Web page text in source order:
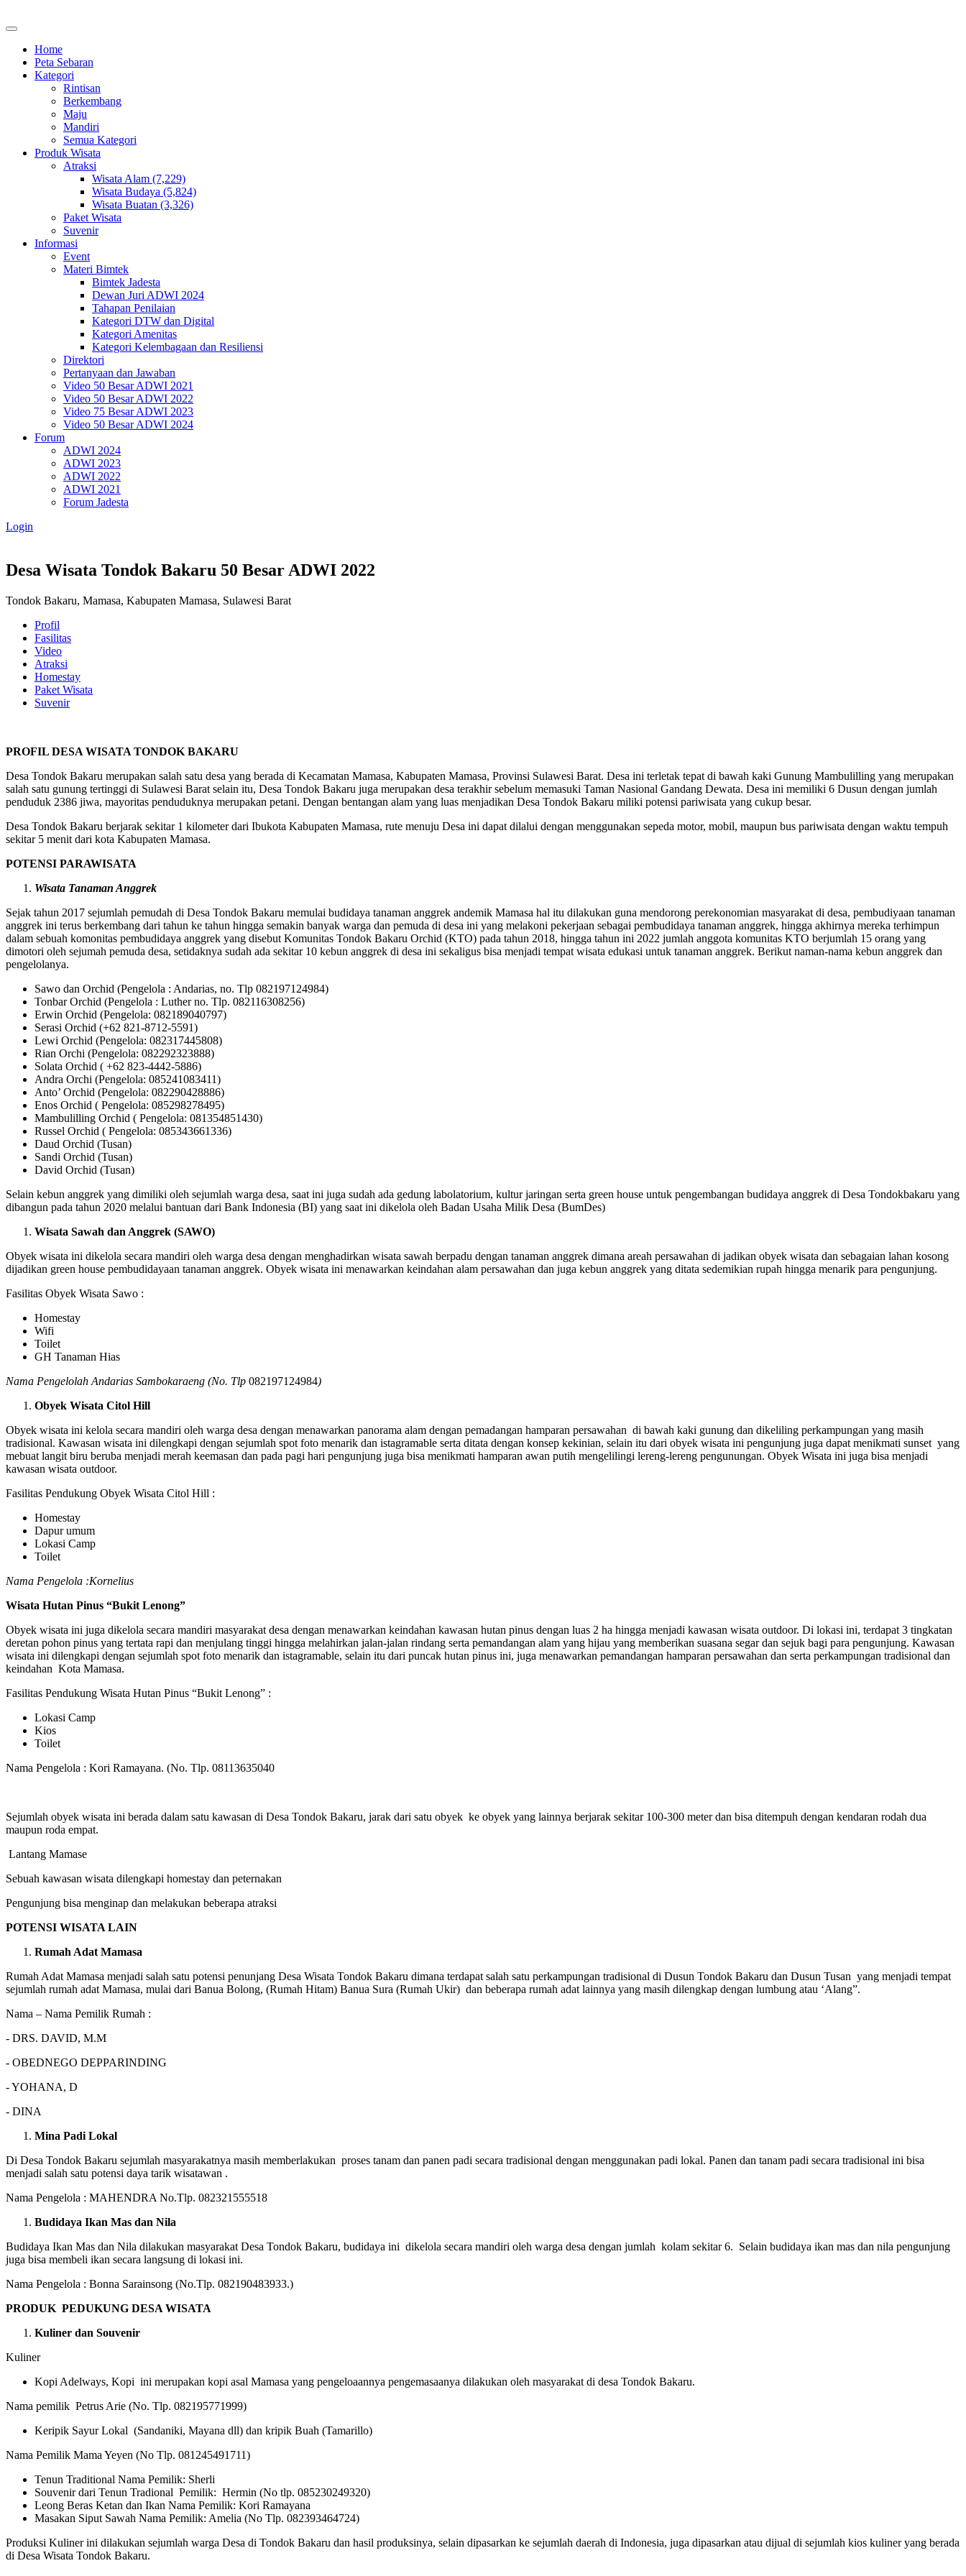
Home
Peta Sebaran
Kategori
Rintisan
Berkembang
Maju
Mandiri
Semua Kategori
Produk Wisata
Atraksi
Wisata Alam (7,229)
Wisata Budaya (5,824)
Wisata Buatan (3,326)
Paket Wisata
Suvenir
Informasi
Event
Materi Bimtek
Bimtek Jadesta
Dewan Juri ADWI 2024
Tahapan Penilaian
Kategori DTW dan Digital
Kategori Amenitas
Kategori Kelembagaan dan Resiliensi
Direktori
Pertanyaan dan Jawaban
Video 50 Besar ADWI 2021
Video 50 Besar ADWI 2022
Video 75 Besar ADWI 2023
Video 50 Besar ADWI 2024
Forum
ADWI 2024
ADWI 2023
ADWI 2022
ADWI 2021
Forum Jadesta
Login
Desa Wisata Tondok Bakaru 50 Besar ADWI 2022
Tondok Bakaru, Mamasa, Kabupaten Mamasa, Sulawesi Barat
Profil
Fasilitas
Video
Atraksi
Homestay
Paket Wisata
Suvenir
PROFIL DESA WISATA TONDOK BAKARU
Desa Tondok Bakaru merupakan salah satu desa yang berada di Kecamatan Mamasa, Kabupaten Mamasa, Provinsi Sulawesi Barat. Desa ini terletak tepat di bawah kaki Gunung Mambulilling yang merupakan
salah satu gunung tertinggi di Sulawesi Barat selain itu, Desa Tondok Bakaru juga merupakan desa terakhir sebelum memasuki Taman Nasional Gandang Dewata. Desa ini memiliki 6 Dusun dengan jumlah
penduduk 2386 jiwa, mayoritas penduduknya merupakan petani. Dengan bentangan alam yang luas menjadikan Desa Tondok Bakaru miliki potensi pariwisata yang cukup besar.
Desa Tondok Bakaru berjarak sekitar 1 kilometer dari Ibukota Kabupaten Mamasa, rute menuju Desa ini dapat dilalui dengan menggunakan sepeda motor, mobil, maupun bus pariwisata dengan waktu tempuh
sekitar 5 menit dari kota Kabupaten Mamasa.
POTENSI PARAWISATA
Wisata Tanaman Anggrek
Sejak tahun 2017 sejumlah pemudah di Desa Tondok Bakaru memulai budidaya tanaman anggrek andemik Mamasa hal itu dilakukan guna mendorong perekonomian masyarakat di desa, pembudiyaan tanaman
anggrek ini terus berkembang dari tahun ke tahun hingga semakin banyak warga dan pemuda di desa ini yang melakoni pekerjaan sebagai pembudidaya tanaman anggrek, hingga akhirnya mereka terhimpun
dalam sebuah komonitas pembudidaya anggrek yang disebut Komunitas Tondok Bakaru Orchid (KTO) pada tahun 2018, hingga tahun ini 2022 jumlah anggota komunitas KTO berjumlah 15 orang yang
dimotori oleh sejumah pemuda desa, setidaknya sudah ada sekitar 10 kebun anggrek di desa ini sekaligus bisa menjadi tempat wisata edukasi untuk tanaman anggrek. Berikut naman-nama kebun anggrek dan
pengelolanya.
Sawo dan Orchid (Pengelola : Andarias, no. Tlp 082197124984)
Tonbar Orchid (Pengelola : Luther no. Tlp. 082116308256)
Erwin Orchid (Pengelola: 082189040797)
Serasi Orchid (+62 821-8712-5591)
Lewi Orchid (Pengelola: 082317445808)
Rian Orchi (Pengelola: 082292323888)
Solata Orchid ( +62 823-4442-5886)
Andra Orchi (Pengelola: 085241083411)
Anto’ Orchid (Pengelola: 082290428886)
Enos Orchid ( Pengelola: 085298278495)
Mambulilling Orchid ( Pengelola: 081354851430)
Russel Orchid ( Pengelola: 085343661336)
Daud Orchid (Tusan)
Sandi Orchid (Tusan)
David Orchid (Tusan)
Selain kebun anggrek yang dimiliki oleh sejumlah warga desa, saat ini juga sudah ada gedung labolatorium, kultur jaringan serta green house untuk pengembangan budidaya anggrek di Desa Tondokbakaru yang
dibangun pada tahun 2020 melalui bantuan dari Bank Indonesia (BI) yang saat ini dikelola oleh Badan Usaha Milik Desa (BumDes)
Wisata Sawah dan Anggrek (SAWO)
Obyek wisata ini dikelola secara mandiri oleh warga desa dengan menghadirkan wisata sawah berpadu dengan tanaman anggrek dimana areah persawahan di jadikan obyek wisata dan sebagaian lahan kosong
dijadikan green house pembudidayaan tanaman anggrek. Obyek wisata ini menawarkan keindahan alam persawahan dan juga kebun anggrek yang ditata sedemikian rupah hingga menarik para pengunjung.
Fasilitas Obyek Wisata Sawo :
Homestay
Wifi
Toilet
GH Tanaman Hias
Nama Pengelolah Andarias Sambokaraeng (No. Tlp 082197124984)
Obyek Wisata Citol Hill
Obyek wisata ini kelola secara mandiri oleh warga desa dengan menawarkan panorama alam dengan pemadangan hamparan persawahan di bawah kaki gunung dan dikeliling perkampungan yang masih
tradisional. Kawasan wisata ini dilengkapi dengan sejumlah spot foto menarik dan istagramable serta ditata dengan konsep kekinian, selain itu dari obyek wisata ini pengunjung juga dapat menikmati sunset yang
mebuat langit biru beruba menjadi merah keemasan dan pada pagi hari pengunjung juga bisa menikmati hamparan awan putih mengelilingi lereng-lereng pengunungan. Obyek Wisata ini juga bisa menjadi
kawasan wisata outdoor.
Fasilitas Pendukung Obyek Wisata Citol Hill :
Homestay
Dapur umum
Lokasi Camp
Toilet
Nama Pengelola :Kornelius
Wisata Hutan Pinus “Bukit Lenong”
Obyek wisata ini juga dikelola secara mandiri masyarakat desa dengan menawarkan keindahan kawasan hutan pinus dengan luas 2 ha hingga menjadi kawasan wisata outdoor. Di lokasi ini, terdapat 3 tingkatan
deretan pohon pinus yang tertata rapi dan menjulang tinggi hingga melahirkan jalan-jalan rindang serta pemandangan alam yang hijau yang memberikan suasana segar dan sejuk bagi para pengunjung. Kawasan
wisata ini dilengkapi dengan sejumlah spot foto menarik dan istagramable, selain itu dari puncak hutan pinus ini, juga menawarkan pemandangan hamparan persawahan dan serta perkampungan tradisional dan
keindahan Kota Mamasa.
Fasilitas Pendukung Wisata Hutan Pinus “Bukit Lenong” :
Lokasi Camp
Kios
Toilet
Nama Pengelola : Kori Ramayana. (No. Tlp. 08113635040
Sejumlah obyek wisata ini berada dalam satu kawasan di Desa Tondok Bakaru, jarak dari satu obyek ke obyek yang lainnya berjarak sekitar 100-300 meter dan bisa ditempuh dengan kendaran rodah dua
maupun roda empat.
Lantang Mamase
Sebuah kawasan wisata dilengkapi homestay dan peternakan
Pengunjung bisa menginap dan melakukan beberapa atraksi
POTENSI WISATA LAIN
Rumah Adat Mamasa
Rumah Adat Mamasa menjadi salah satu potensi penunjang Desa Wisata Tondok Bakaru dimana terdapat salah satu perkampungan tradisional di Dusun Tondok Bakaru dan Dusun Tusan yang menjadi tempat
sejumlah rumah adat Mamasa, mulai dari Banua Bolong, (Rumah Hitam) Banua Sura (Rumah Ukir) dan beberapa rumah adat lainnya yang masih dilengkap dengan lumbung atau ‘Alang”.
Nama – Nama Pemilik Rumah :
- DRS. DAVID, M.M
- OBEDNEGO DEPPARINDING
- YOHANA, D
- DINA
Mina Padi Lokal
Di Desa Tondok Bakaru sejumlah masyarakatnya masih memberlakukan proses tanam dan panen padi secara tradisional dengan menggunakan padi lokal. Panen dan tanam padi secara tradisional ini bisa
menjadi salah satu potensi daya tarik wisatawan .
Nama Pengelola : MAHENDRA No.Tlp. 082321555518
Budidaya Ikan Mas dan Nila
Budidaya Ikan Mas dan Nila dilakukan masyarakat Desa Tondok Bakaru, budidaya ini dikelola secara mandiri oleh warga desa dengan jumlah kolam sekitar 6. Selain budidaya ikan mas dan nila pengunjung
juga bisa membeli ikan secara langsung di lokasi ini.
Nama Pengelola : Bonna Sarainsong (No.Tlp. 082190483933.)
PRODUK PEDUKUNG DESA WISATA
Kuliner dan Souvenir
Kuliner
Kopi Adelways, Kopi ini merupakan kopi asal Mamasa yang pengeloaannya pengemasaanya dilakukan oleh masyarakat di desa Tondok Bakaru.
Nama pemilik Petrus Arie (No. Tlp. 082195771999)
Keripik Sayur Lokal (Sandaniki, Mayana dll) dan kripik Buah (Tamarillo)
Nama Pemilik Mama Yeyen (No Tlp. 081245491711)
Tenun Traditional Nama Pemilik: Sherli
Souvenir dari Tenun Tradional Pemilik: Hermin (No tlp. 085230249320)
Leong Beras Ketan dan Ikan Nama Pemilik: Kori Ramayana
Masakan Siput Sawah Nama Pemilik: Amelia (No Tlp. 082393464724)
Produksi Kuliner ini dilakukan sejumlah warga Desa di Tondok Bakaru dan hasil produksinya, selain dipasarkan ke sejumlah daerah di Indonesia, juga dipasarkan atau dijual di sejumlah kios kuliner yang berada
di Desa Wisata Tondok Bakaru.